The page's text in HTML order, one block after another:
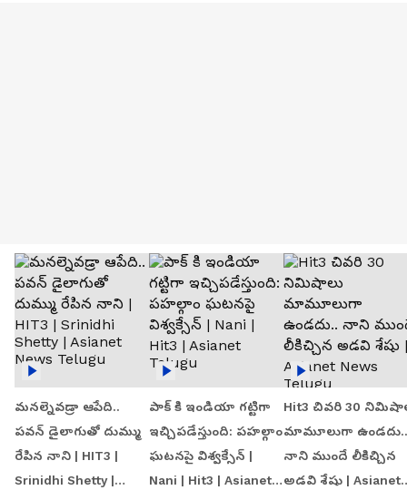
మనల్నెవడ్రా ఆపేది..
పవన్ డైలాగుతో దుమ్ము
రేపిన నాని | HIT3 |
Srinidhi Shetty |
పాక్ కి ఇండియా గట్టిగా
ఇచ్చిపడేస్తుంది: పహల్గాం
ఘటనపై విశ్వక్సేన్ |
Nani | Hit3 | Asianet
Hit3 చివరి 30
మామూలుగా ఉండదు..
నాని ముందే లీకిచ్చిన
అడవి శేషు | Asianet